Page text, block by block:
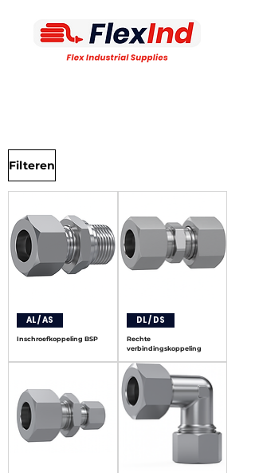
Filteren
AL / AS
Inschroefkoppeling BSP
DL / DS
Rechte
verbindingskoppeling